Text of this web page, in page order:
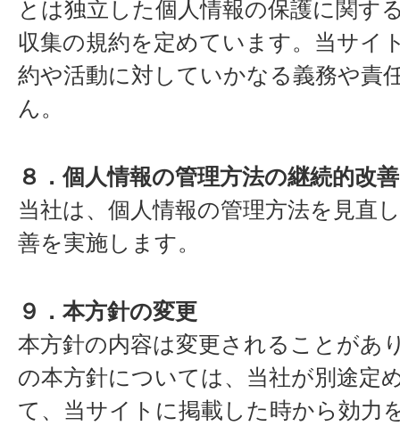
とは独立した個人情報の保護に関す
収集の規約を定めています。当サイ
約や活動に対していかなる義務や責
ん。
８．個人情報の管理方法の継続的改
当社は、個人情報の管理方法を見直
善を実施します。
９．本方針の変更
本方針の内容は変更されることがあ
の本方針については、当社が別途定
て、当サイトに掲載した時から効力